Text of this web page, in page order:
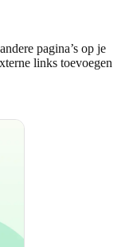
pagina’s op je
links toevoegen